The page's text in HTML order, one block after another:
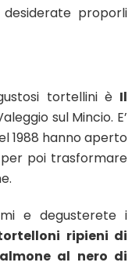
desiderate proporli
tortellini è Il
sul Mincio. E’
1988 hanno aperto
poi trasformare
e degusterete i
ripieni di
al nero di